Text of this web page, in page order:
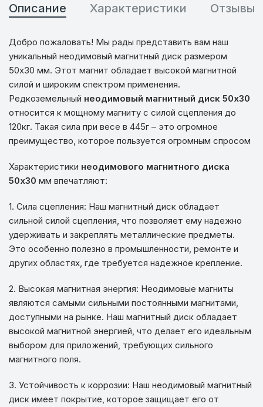
Описание Характеристики Отзывы
Добро пожаловать! Мы рады представить вам наш
уникальный неодимовый магнитный диск размером
50х30 мм. Этот магнит обладает высокой магнитной
силой и широким спектром применения.
Редкоземельный неодимовый магнитный диск 50х30
относится к мощному магниту с силой сцепления до
120кг. Такая сила при весе в 445г – это огромное
преимущество, которое пользуется огромным спросом
Характеристики неодимового магнитного диска
50х30 мм впечатляют:
1. Сила сцепления: Наш магнитный диск обладает
сильной силой сцепления, что позволяет ему надежно
удерживать и закреплять металлические предметы.
Это особенно полезно в промышленности, ремонте и
других областях, где требуется надежное крепление.
2. Высокая магнитная энергия: Неодимовые магниты
являются самыми сильными постоянными магнитами,
доступными на рынке. Наш магнитный диск обладает
высокой магнитной энергией, что делает его идеальным
выбором для приложений, требующих сильного
магнитного поля.
3. Устойчивость к коррозии: Наш неодимовый магнитный
диск имеет покрытие, которое защищает его от